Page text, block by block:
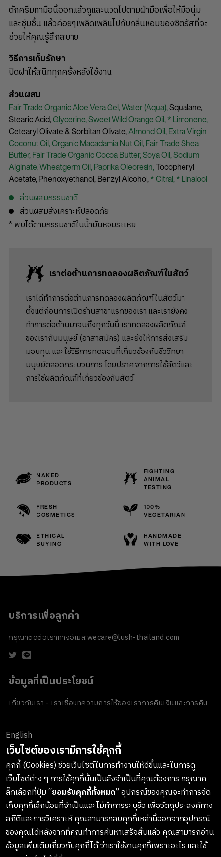
ตักครีมทามือนี้ออกแล้วถูและนวดไปตามฝ่ามือเพื่อให้มือนุ่ม
และชุ่มชื้น แล้วค่อยๆเพลิดเพลินไปกับกลิ่นหอมของซิตรัสที่จะ
ช่วยให้คุณรู้สึกสบาย
วิธีการเก็บรักษา
ปิดฝาให้สนิททุกครั้งหลังใช้งาน
ส่วนผสม
Fair Trade Organic Aloe Vera Gel,Water (Aqua),Squalane,
Stearic Acid,Glycerine,Sweet Wild Orange Oil,* Limonene,
Cetearyl Olivate & Sorbitan Olivate,Almond Oil,Extra Virgin
Coconut Oil,Organic Macadamia Nut Oil,Fair Trade Shea
Butter,Fair Trade Organic Cocoa Butter,Soya Oil,Sodium
Alginate,Wheatgerm Oil,Paprika Oleoresin,Tocopheryl
Acetate,Phenoxyethanol,Benzyl Alcohol,* Citral,* Linalool
ส่วนผสมธรรมชาติ
ส่วนผสมสังเคราะห์ปลอดภัย
* พบได้ตามธรรมชาติในน้ำมันหอมระเหย
เราต่อต้านการทดลองผลิตภัณฑ์ในสัตว์
เราได้ทำการต่อต้านการทดลองผลิตภัณฑ์ในสัตว์มา
ตั้งแต่ก่อนการเปิดร้านสาขาแรกของเรา และเรายังคง
ทำการต่อต้านมาจนถึงทุกวันนี้ เราทดลองผลิตภัณฑ์
ของเรากับมนุษย์ (อาสาสมัคร) และยังให้การส่งเสริม
มอบทุน และใช้วิธีการทดสอบที่เกี่ยวข้องกับชีววิทยา
มนุษย์ตลอดกระบวนการ โดยปราศจากการใช้สัตว์และ
การใช้ผลิตภัณฑ์ที่เกี่ยวข้องกับสัตว์
NAKED
PRODUCTS
FIGHTING
ANIMAL
TESTING
FRESH
COSMETICS
100%
VEGETARIAN
ETHICAL
BUYING
HANDMADE
WITH LOVE
บริการเพื่อลูกค้า
กรุณาติดต่อเราทางอีเมล:wecare@lush-thailand.com
ข้อมูลที่เป็นประโยชน์
เกี่ยวกับเรา - เราเชื่อบทความการให้ของเราการคืนเงินและการคืน
ช่องทางการชำระเงิน
ลงทะเบียนรับข่าวสารจาก LUSH
เกาะติดทุกการอัพเดทสินค้าใหม่ๆ กิจกรรมต่างๆและอื่นๆอีกมากมาย
ทางบริษัทจะไม่เปิดเผยหรือเผยแพร่ข้อมูลส่วนตัวของคุณให้แก่
บุคคลที่สาม และคุณสามารถกดยกเลิกรับข่าวสารได้ทุกเมื่อ
English
เว็บไซต์ของเรามีการใช้คุกกี้
คุกกี้ (Cookies) ช่วยเว็บไซต์ในการทำงานให้ดีขึ้นและในการดู
เว็บไซต์ต่าง ๆ การใช้คุกกี้นั้นเป็นสิ่งจำเป็นที่คุณต้องการ กรุณาค
ลิ๊กเลือกที่ปุ่ม “ยอมรับคุกกี้ทั้งหมด” อุปกรณ์ของคุณจะทำการจัด
เก็บคุกกี้เล็กน้อยที่จำเป็นและไม่ทำการระบุชื่อ เพื่อวัตถุประสงค์ทาง
สถิติและการวิเคราะห์ คุณสามารถลบคุกกี้เหล่านี้ออกจากอุปกรณ์
ของคุณได้หลังจากที่คุณทำการค้นหาเสร็จสิ้นแล้ว คุณสามารถอ่าน
ข้อมูลเพิ่มเติมเกี่ยวกับคุกกี้ได้ ว่าเราใช้งานคุกกี้เพราะอะไร และใช้